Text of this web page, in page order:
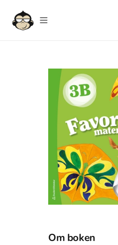
Om boken